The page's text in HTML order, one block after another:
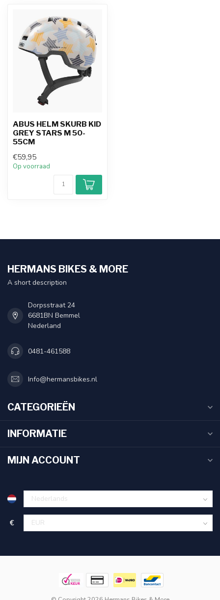
ABUS HELM SKURB KID
GREY STARS M 50-
55CM
€59,95
Op voorraad
HERMANS BIKES & MORE
A short description
Dorpsstraat 24
6681BN Bemmel
Nederland
0481-461588
Info@hermansbikes.nl
CATEGORIEËN
INFORMATIE
MIJN ACCOUNT
€